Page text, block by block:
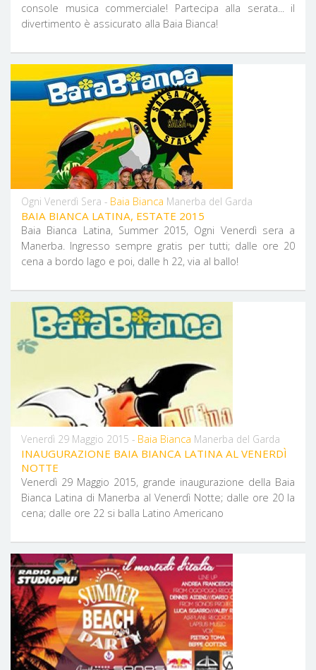
console musica commerciale! Partecipa alla serata... il
divertimento è assicurato alla Baia Bianca!
Ogni Venerdì Sera - Baia Bianca Manerba del Garda
BAIA BIANCA LATINA, ESTATE 2015
Baia Bianca Latina, Summer 2015, Ogni Venerdì sera a
Manerba. Ingresso sempre gratis per tutti; dalle ore 20
cena a bordo lago e poi, dalle h 22, via al ballo!
Venerdì 29 Maggio 2015 - Baia Bianca Manerba del Garda
INAUGURAZIONE BAIA BIANCA LATINA AL VENERDÌ
NOTTE
Venerdì 29 Maggio 2015, grande inaugurazione della Baia
Bianca Latina di Manerba al Venerdì Notte; dalle ore 20 la
cena; dalle ore 22 si balla Latino Americano